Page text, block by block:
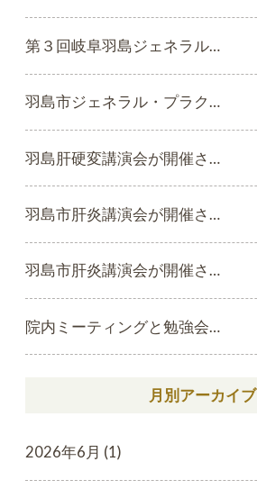
第３回岐阜羽島ジェネラル…
羽島市ジェネラル・プラク…
羽島肝硬変講演会が開催さ…
羽島市肝炎講演会が開催さ…
羽島市肝炎講演会が開催さ…
院内ミーティングと勉強会…
月別アーカイブ
2026年6月 (1)